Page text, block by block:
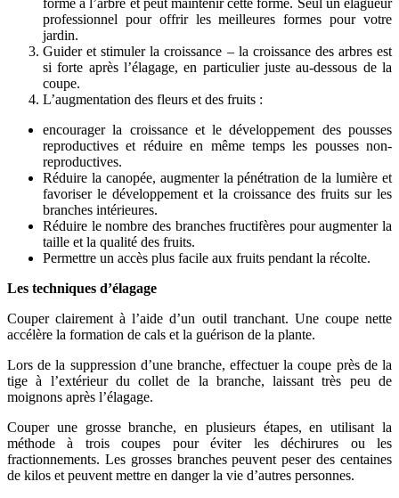
professionnel pour offrir les meilleures formes pour votre
jardin.
Guider et stimuler la croissance – la croissance des arbres est
si forte après l’élagage, en particulier juste au-dessous de la
coupe.
L’augmentation des fleurs et des fruits :
encourager la croissance et le développement des pousses
reproductives et réduire en même temps les pousses non-
reproductives.
Réduire la canopée, augmenter la pénétration de la lumière et
favoriser le développement et la croissance des fruits sur les
branches intérieures.
Réduire le nombre des branches fructifères pour augmenter la
taille et la qualité des fruits.
Permettre un accès plus facile aux fruits pendant la récolte.
Les techniques d’élagage
Couper clairement à l’aide d’un outil tranchant. Une coupe nette
accélère la formation de cals et la guérison de la plante.
Lors de la suppression d’une branche, effectuer la coupe près de la
tige à l’extérieur du collet de la branche, laissant très peu de
moignons après l’élagage.
Couper une grosse branche, en plusieurs étapes, en utilisant la
méthode à trois coupes pour éviter les déchirures ou les
fractionnements. Les grosses branches peuvent peser des centaines
de kilos et peuvent mettre en danger la vie d’autres personnes.